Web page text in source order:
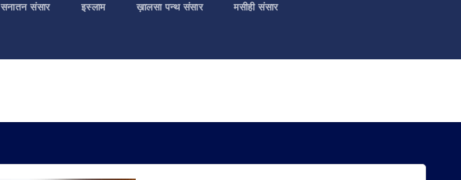
सनातन संसार इस्लाम ख़ालसा पन्थ संसार मसीही संसार